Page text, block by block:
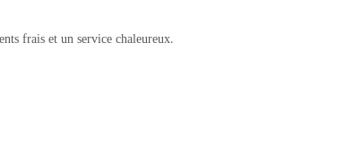
frais et un service chaleureux.